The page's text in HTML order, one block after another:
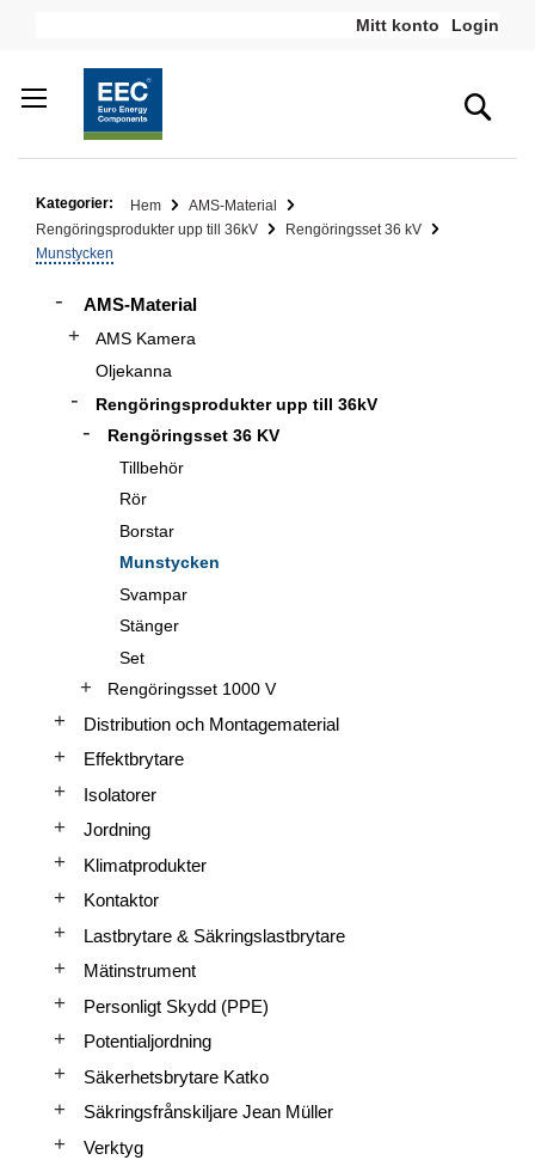
Mitt konto Login
Kategorier: Hem
AMS-Material
Rengöringsprodukter upp till 36kV
Rengöringsset 36 kV
Munstycken
AMS-Material
AMS Kamera
Oljekanna
Rengöringsprodukter upp till 36kV
Rengöringsset 36 KV
Tillbehör
Rör
Borstar
Munstycken
Svampar
Stänger
Set
Rengöringsset 1000 V
Distribution och Montagematerial
Effektbrytare
Isolatorer
Jordning
Klimatprodukter
Kontaktor
Lastbrytare & Säkringslastbrytare
Mätinstrument
Personligt Skydd (PPE)
Potentialjordning
Säkerhetsbrytare Katko
Säkringsfrånskiljare Jean Müller
Verktyg